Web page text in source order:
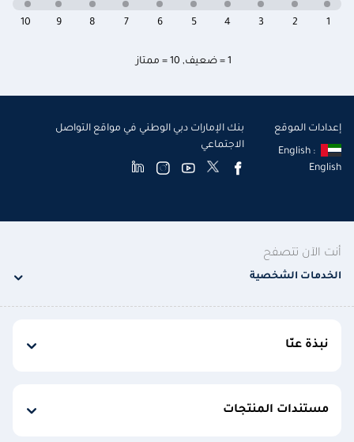
1 = ضعيف , 10 = ممتاز
10 9 8 7 6 5 4 3 2 1
إعدادات الموقع
English :
English
بنك الإمارات دبي الوطني في مواقع التواصل
الاجتماعي
أنت الآن تتصفح
الخدمات الشخصية
نبذة عنّا
مستندات المنتجات